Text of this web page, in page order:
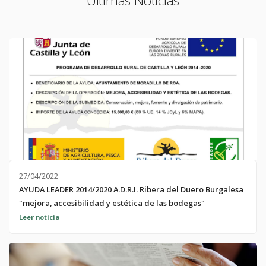
27/04/2022
AYUDA LEADER 2014/2020 A.D.R.I. Ribera del Duero Burgalesa
"mejora, accesibilidad y estética de las bodegas"
Ayuda LEADER 2014-2020. A.D.R.I. Ribera del Duero Burgalesa:
Rural e Integral de la Ribera del Duero Burgalesa, ha recibido
una ayuda dentro del;programa LEADER 2014-2020 cofinanciado
Leer noticia